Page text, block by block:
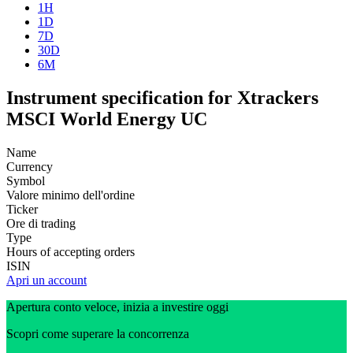
1H
1D
7D
30D
6M
Instrument specification for Xtrackers
MSCI World Energy UC
Name
Currency
Symbol
Valore minimo dell'ordine
Ticker
Ore di trading
Type
Hours of accepting orders
ISIN
Apri un account
Apertura conto veloce, inizia a investire oggi
Scopri come superare la concorrenza